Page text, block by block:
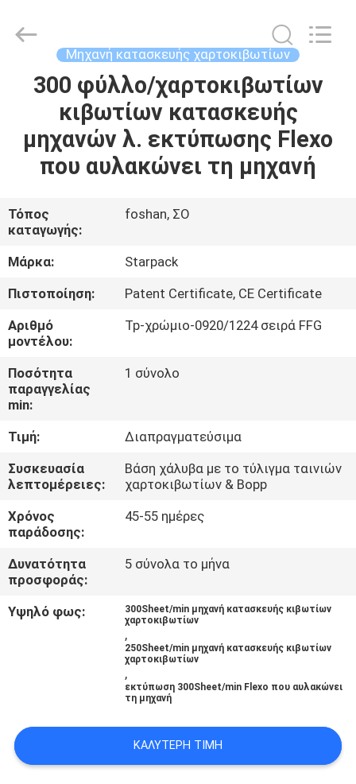
ΣΠΊΤΙ
ΠΡΟΪΌΝΤΑ
ΠΕΡΊΠΟΥ
ΕΜΕΊΣ
ΓΎΡΟΣ
ΕΡΓΟΣΤΑΣΊΩΝ
ΠΟΙΟΤΙΚΌΣ
ΜΑΣ
ΕΛΆΤΕ
ΣΕ
ΕΠΑΦΉ
ΜΕ
ΑΠΌΣΠΑΣΜΑ
VR
Reserved.
Μηχανή κατασκευής χαρτοκιβωτίων
300 φύλλο/χαρτοκιβωτίων
κιβωτίων κατασκευής
μηχανών λ. εκτύπωσης Flexo
που αυλακώνει τη μηχανή
Τόπος
καταγωγής:
foshan, ΣΟ
Μάρκα:
Starpack
Πιστοποίηση:
Patent Certificate, CE Certificate
Αριθμό
μοντέλου:
Tp-χρώμιο-0920/1224 σειρά FFG
Ποσότητα
παραγγελίας
min:
1 σύνολο
Τιμή:
Διαπραγματεύσιμα
Συσκευασία
λεπτομέρειες:
Βάση χάλυβα με το τύλιγμα ταινιών
χαρτοκιβωτίων & Bopp
Χρόνος
παράδοσης:
45-55 ημέρες
Δυνατότητα
προσφοράς:
5 σύνολα το μήνα
Υψηλό φως:
300Sheet/min μηχανή κατασκευής κιβωτίων
χαρτοκιβωτίων
,
250Sheet/min μηχανή κατασκευής κιβωτίων
χαρτοκιβωτίων
,
εκτύπωση 300Sheet/min Flexo που αυλακώνει
τη μηχανή
ΚΑΛΎΤΕΡΗ ΤΙΜΉ